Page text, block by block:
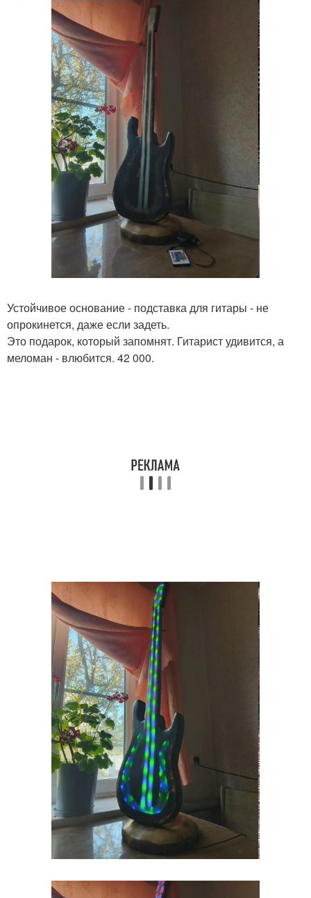
Устойчивое основание - подставка для гитары - не
опрокинется, даже если задеть.
Это подарок, который запомнят. Гитарист удивится, а
меломан - влюбится. 42 000.